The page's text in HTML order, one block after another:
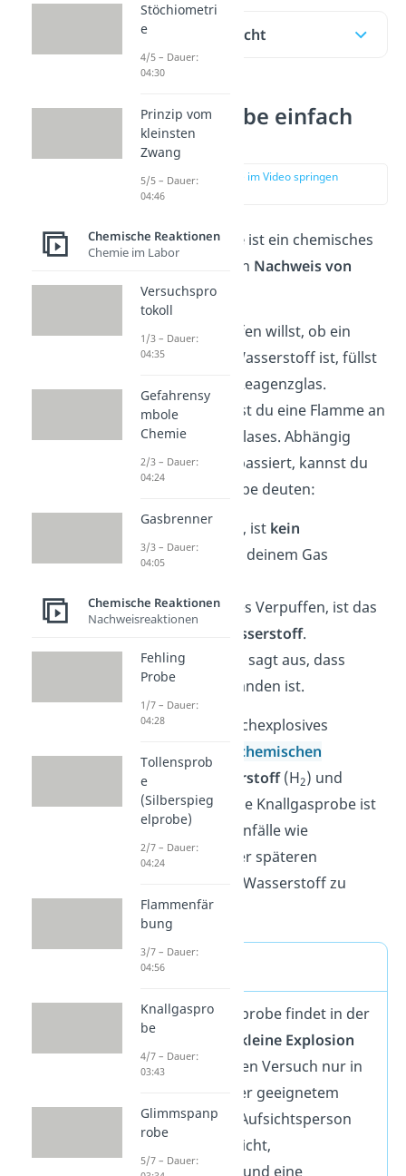
Inhaltsübersicht
Knallgasprobe einfach
erklärt
zur Stelle im Video springen
DieKnallgasprobe ist ein chemisches
Experiment für den Nachweis von
Wasserstoff.
Wenn du überprüfen willst, ob ein
bestimmtes Gas Wasserstoff ist, füllst
du es dazu in ein Reagenzglas.
Anschließend hältst du eine Flamme an
die Öffnung des Glases. Abhängig
davon, was dann passiert, kannst du
deine Knallgasprobe deuten:
Passiert nichts, ist kein
Wasserstoff
in deinem Gas
Ertönt ein leises Verpuffen, ist das
Wasserstoff.
Ein lauter Knall sagt aus, dass
Knallgas
vorhanden ist.
Knallgas ist ein hochexplosives
Gemisch aus den
chemischen
Elementen
Wasserstoff(H2) und
Sauerstoff(O2
). Die Knallgasprobe ist
also wichtig, um Unfälle wie
Explosionen bei der späteren
Verwendung vom Wasserstoff zu
vermeiden.
Achtung!
Bei der Knallgasprobe findet in der
Regel eine sehr
kleine Explosion
statt. Führe diesen Versuch nur in
einem Labor oder geeignetem
Raum mit einer Aufsichtsperson
durch. Vergiss nicht,
Schutzkleidung
und eine
Stöchiometri
e
4/5 – Dauer:
04:30
Prinzip vom
kleinsten
Zwang
5/5 – Dauer:
04:46
Chemische Reaktionen
Chemie im Labor
Versuchspro
tokoll
1/3 – Dauer:
04:35
Gefahrensy
mbole
Chemie
2/3 – Dauer:
04:24
Gasbrenner
3/3 – Dauer:
04:05
Chemische Reaktionen
Nachweisreaktionen
Fehling
Probe
1/7 – Dauer:
04:28
Tollensprob
e
(Silberspieg
elprobe)
2/7 – Dauer:
04:24
Flammenfär
bung
3/7 – Dauer:
04:56
Knallgaspro
be
4/7 – Dauer:
03:43
Glimmspanp
robe
5/7 – Dauer: